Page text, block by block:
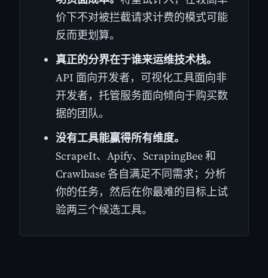
价下不对被拦截请求计费的模式可能
反而更划算。
真正的分界在于谁来运维技术栈。
API 面向开发者，可视化工具面向非
开发者，托管服务面向倾向于购买数
据的团队。
没有工具能赢得所有维度。
ScrapeIt、Apify、ScrapingBee 和
Crawlbase 各自满足不同需求；分析
你的任务，然后在你最难的目标上试
验两三个候选工具。